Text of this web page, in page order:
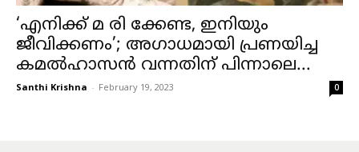
‘എനിക്ക് മ രി ക്കേണ്ട, ഇനിയും
ജീവിക്കണം’; അഗാധമായി പ്രണയിച്ച
കമൽഹാസൻ വന്നതിന് പിന്നാലെ...
Santhi Krishna - February 19, 2023 0